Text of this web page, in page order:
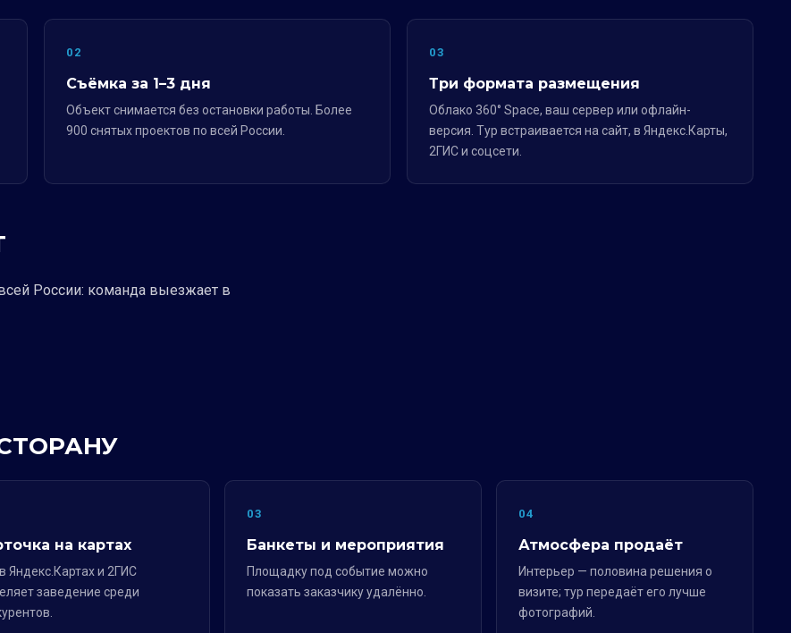
02
Съёмка за 1–3 дня
Объект снимается без остановки работы. Более
900 снятых проектов по всей России.
03
Три формата размещения
Облако 360° Space, ваш сервер или офлайн-
версия. Тур встраивается на сайт, в Яндекс.Карты,
2ГИС и соцсети.
России: команда выезжает в
на картах
Яндекс.Картах и 2ГИС
заведение среди
03
Банкеты и мероприятия
Площадку под событие можно
показать заказчику удалённо.
04
Атмосфера продаёт
Интерьер — половина решения о
визите; тур передаёт его лучше
фотографий.